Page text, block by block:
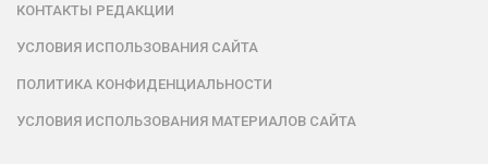
КОНТАКТЫ РЕДАКЦИИ
УСЛОВИЯ ИСПОЛЬЗОВАНИЯ САЙТА
ПОЛИТИКА КОНФИДЕНЦИАЛЬНОСТИ
УСЛОВИЯ ИСПОЛЬЗОВАНИЯ МАТЕРИАЛОВ САЙТА